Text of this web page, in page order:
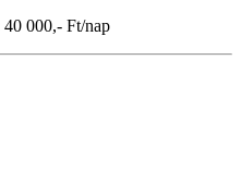
40 000,- Ft/nap